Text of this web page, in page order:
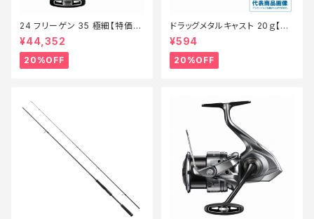
24 フリーゲン 35 極細【特価リ
ール】【20】
¥44,352
20%OFF
ドラッグメタルキャスト 20ｇ【特
価ルアー】【20】
¥594
20%OFF